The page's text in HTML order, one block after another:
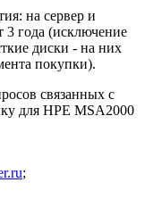
на сервер и
3 года (исключение
диски - на них
покупки).
связанных с
для HPE MSA2000
;